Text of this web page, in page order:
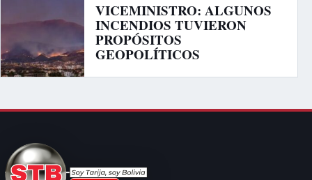
VICEMINISTRO: ALGUNOS
INCENDIOS TUVIERON
PROPÓSITOS
GEOPOLÍTICOS